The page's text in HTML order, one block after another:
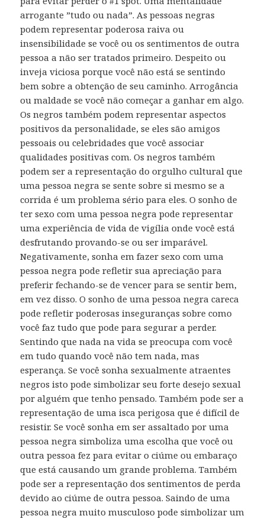
arrogante ”tudo ou nada”. As pessoas negras
podem representar poderosa raiva ou
insensibilidade se você ou os sentimentos de outra
pessoa a não ser tratados primeiro. Despeito ou
inveja viciosa porque você não está se sentindo
bem sobre a obtenção de seu caminho. Arrogância
ou maldade se você não começar a ganhar em algo.
Os negros também podem representar aspectos
positivos da personalidade, se eles são amigos
pessoais ou celebridades que você associar
qualidades positivas com. Os negros também
podem ser a representação do orgulho cultural que
uma pessoa negra se sente sobre si mesmo se a
corrida é um problema sério para eles. O sonho de
ter sexo com uma pessoa negra pode representar
uma experiência de vida de vigília onde você está
desfrutando provando-se ou ser imparável.
Negativamente, sonha em fazer sexo com uma
pessoa negra pode refletir sua apreciação para
preferir fechando-se de vencer para se sentir bem,
em vez disso. O sonho de uma pessoa negra careca
pode refletir poderosas inseguranças sobre como
você faz tudo que pode para segurar a perder.
Sentindo que nada na vida se preocupa com você
em tudo quando você não tem nada, mas
esperança. Se você sonha sexualmente atraentes
negros isto pode simbolizar seu forte desejo sexual
por alguém que tenho pensado. Também pode ser a
representação de uma isca perigosa que é difícil de
resistir. Se você sonha em ser assaltado por uma
pessoa negra simboliza uma escolha que você ou
outra pessoa fez para evitar o ciúme ou embaraço
que está causando um grande problema. Também
pode ser a representação dos sentimentos de perda
devido ao ciúme de outra pessoa. Saindo de uma
pessoa negra muito musculoso pode simbolizar um